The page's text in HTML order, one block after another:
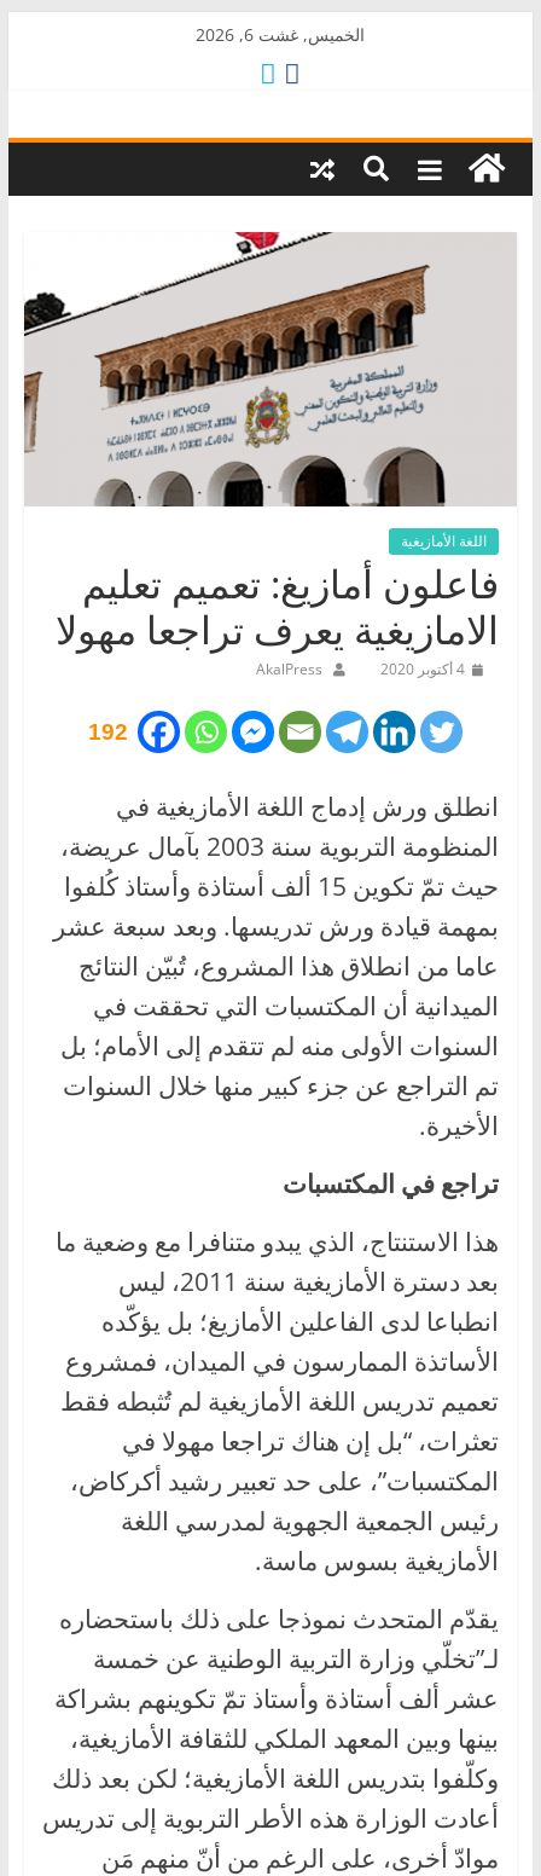
الخميس, غشت 6, 2026
AkalPress
منبر
اللغة الأمازيغية
فاعلون أمازيغ: تعميم تعليم
الامازيغية يعرف تراجعا مهولا
4 أكتوبر 2020 AkalPress
192
انطلق ورش إدماج اللغة الأمازيغية في
المنظومة التربوية سنة 2003 بآمال عريضة،
حيث تمّ تكوين 15 ألف أستاذة وأستاذ كُلفوا
بمهمة قيادة ورش تدريسها. وبعد سبعة عشر
عاما من انطلاق هذا المشروع، تُبيّن النتائج
الميدانية أن المكتسبات التي تحققت في
السنوات الأولى منه لم تتقدم إلى الأمام؛ بل
تم التراجع عن جزء كبير منها خلال السنوات
الأخيرة.
تراجع في المكتسبات
هذا الاستنتاج، الذي يبدو متنافرا مع وضعية ما
بعد دسترة الأمازيغية سنة 2011، ليس
انطباعا لدى الفاعلين الأمازيغ؛ بل يؤكّده
الأساتذة الممارسون في الميدان، فمشروع
تعميم تدريس اللغة الأمازيغية لم تُثبطه فقط
تعثرات، “بل إن هناك تراجعا مهولا في
المكتسبات”، على حد تعبير رشيد أكركاض،
رئيس الجمعية الجهوية لمدرسي اللغة
الأمازيغية بسوس ماسة.
يقدّم المتحدث نموذجا على ذلك باستحضاره
لـ”تخلّي وزارة التربية الوطنية عن خمسة
عشر ألف أستاذة وأستاذ تمّ تكوينهم بشراكة
بينها وبين المعهد الملكي للثقافة الأمازيغية،
وكلّفوا بتدريس اللغة الأمازيغية؛ لكن بعد ذلك
أعادت الوزارة هذه الأطر التربوية إلى تدريس
موادّ أخرى، على الرغم من أنّ منهم مَن